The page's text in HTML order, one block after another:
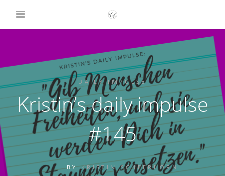
DAILY IMPULSE
Kristin’s daily impulse
#145
BYKRISTIN SCHEERHORN